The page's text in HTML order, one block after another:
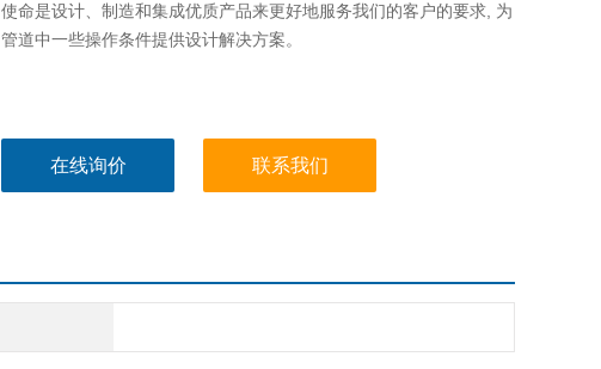
使命是设计、制造和集成优质产品来更好地服务我们的客户的要求, 为
管道中一些操作条件提供设计解决方案。
在线询价 联系我们